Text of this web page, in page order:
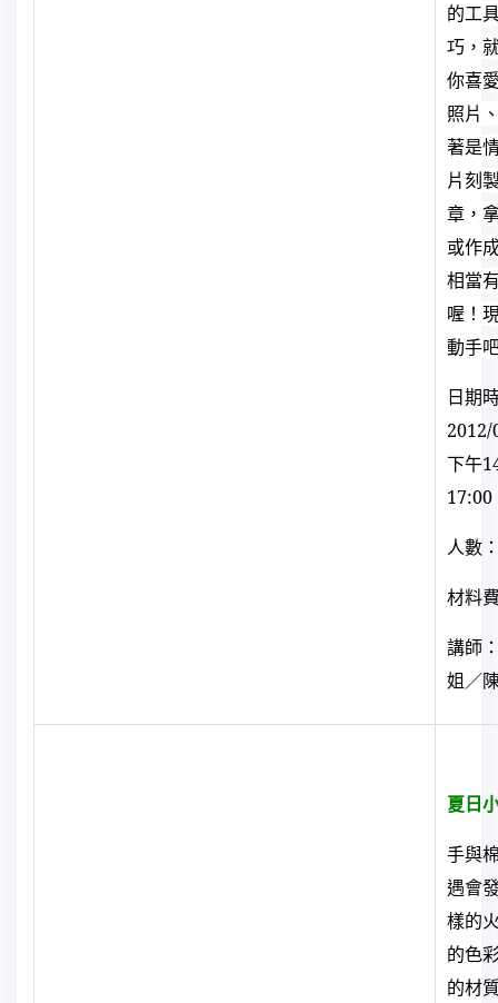
的工
巧，
你喜
照片
著是
片刻
章，
或作
相當
喔！
動手
日期
下午
17:00
人數
材料
講師
姐／
夏日
手與
遇會
樣的
的色
的材